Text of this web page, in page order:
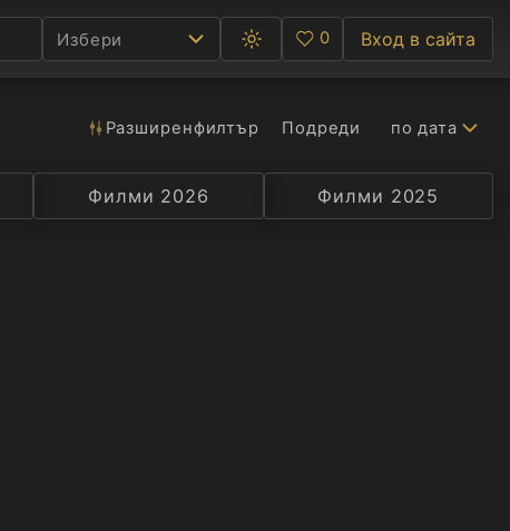
Избери
Превключване
между
светла
Любими
0 Вход в сайта
Разширенфилтър Подреди по дата
Селекция Превод Актьор
Филми 2026 Филми 2025